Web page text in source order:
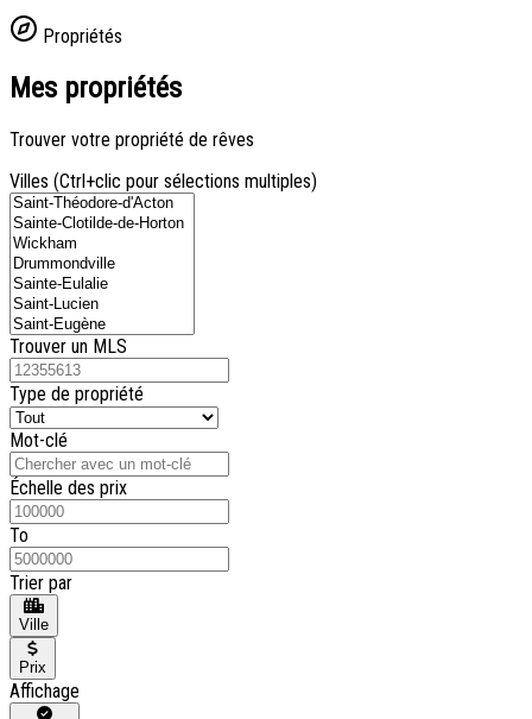
Propriétés
Mes propriétés
Trouver votre propriété de rêves
Villes (Ctrl+clic pour sélections multiples)
Trouver un MLS
Type de propriété
Mot-clé
Échelle des prix
To
Trier par
Ville
Prix
Affichage